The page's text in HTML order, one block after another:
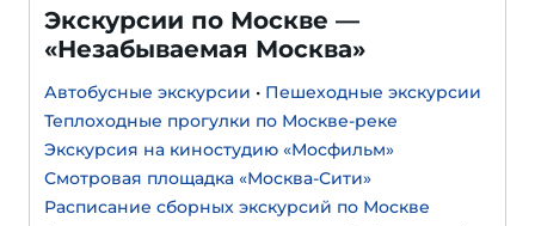
Экскурсии по Москве —
«Незабываемая Москва»
Автобусные экскурсии • Пешеходные экскурсии
Теплоходные прогулки по Москве-реке
Экскурсия на киностудию «Мосфильм»
Смотровая площадка «Москва-Сити»
Расписание сборных экскурсий по Москве